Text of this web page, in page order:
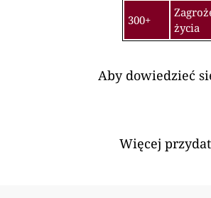
300+
życia
Aby dowiedzieć
Więcej